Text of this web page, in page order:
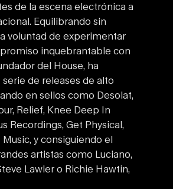
de la escena electrónica a
Equilibrando sin
voluntad de experimentar
inquebrantable con
del House, ha
de releases de alto
en sellos como Desolat,
Relief, Knee Deep In
Recordings, Get Physical,
Music, y consiguiendo el
artistas como Luciano,
Lawler o Richie Hawtin,